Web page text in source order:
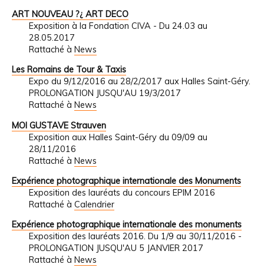
ART NOUVEAU ?¿ ART DECO
Exposition à la Fondation CIVA - Du 24.03 au
28.05.2017
Rattaché à News
Les Romains de Tour & Taxis
Expo du 9/12/2016 au 28/2/2017 aux Halles Saint-Géry.
PROLONGATION JUSQU'AU 19/3/2017
Rattaché à News
MOI GUSTAVE Strauven
Exposition aux Halles Saint-Géry du 09/09 au
28/11/2016
Rattaché à News
Expérience photographique internationale des Monuments
Exposition des lauréats du concours EPIM 2016
Rattaché à Calendrier
Expérience photographique internationale des monuments
Exposition des lauréats 2016. Du 1/9 au 30/11/2016 -
PROLONGATION JUSQU'AU 5 JANVIER 2017
Rattaché à News